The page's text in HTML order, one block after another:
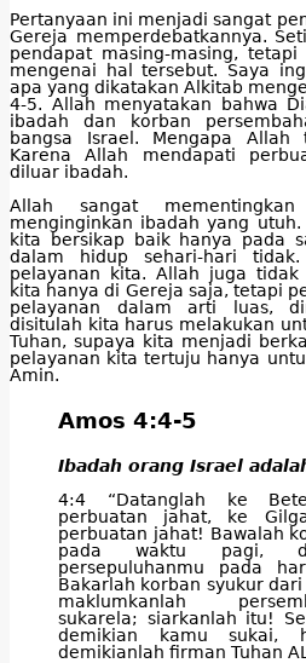
Pertanyaan ini menjadi sangat
Gereja memperdebatkannya.
pendapat masing-masing,
mengenai hal tersebut. Saya
apa yang dikatakan Alkitab
4-5. Allah menyatakan bahwa
ibadah dan korban
bangsa Israel. Mengapa Allah
Karena Allah mendapati
diluar ibadah.
Allah sangat
menginginkan ibadah yang
kita bersikap baik hanya pada
dalam hidup sehari-hari
pelayanan kita. Allah juga tidak
kita hanya di Gereja saja, tetapi
pelayanan dalam arti luas,
disitulah kita harus melakukan
Tuhan, supaya kita menjadi
pelayanan kita tertuju hanya
Amin.
Amos 4:4-5
Ibadah orang Israel
4:4 “Datanglah ke
perbuatan jahat, ke
perbuatan jahat! Bawalah
pada waktu pagi,
persepuluhanmu pada
Bakarlah korban syukur
maklumkanlah
sukarela; siarkanlah itu!
demikian kamu sukai,
demikianlah firman Tuhan